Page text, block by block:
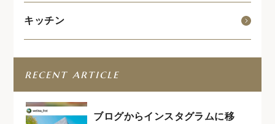
キッチン
recent article
ブログからインスタグラムに移